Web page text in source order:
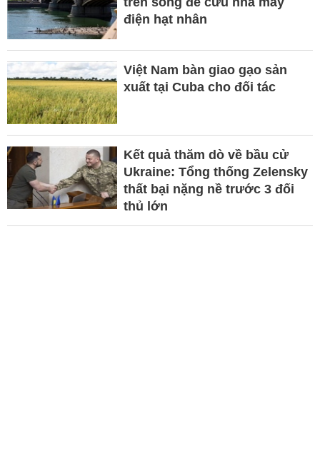
điện hạt nhân
Việt Nam bàn giao gạo sản
xuất tại Cuba cho đối tác
Kết quả thăm dò về bầu cử
Ukraine: Tổng thống Zelensky
thất bại nặng nề trước 3 đối
thủ lớn